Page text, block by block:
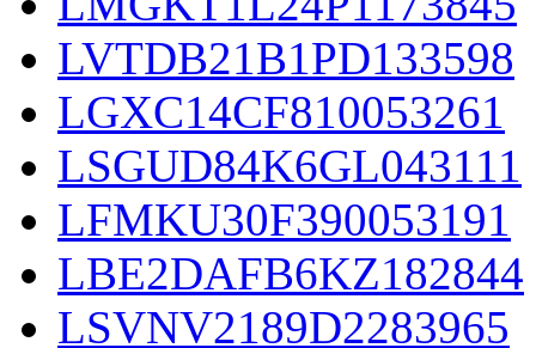
LVTDB21B1PD133598
LGXC14CF810053261
LSGUD84K6GL043111
LFMKU30F390053191
LBE2DAFB6KZ182844
LSVNV2189D2283965